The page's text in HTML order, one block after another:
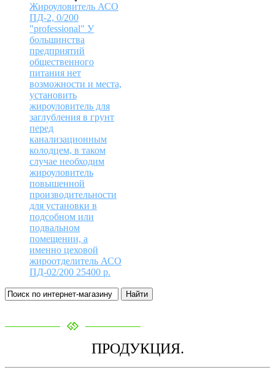
Жироуловитель АСО
ПД-2, 0/200
"professional" У
большинства
предприятий
общественного
питания нет
возможности и места,
установить
жироуловитель для
заглубления в грунт
перед
канализационным
колодцем, в таком
случае необходим
жироуловитель
повышенной
производительности
для установки в
подсобном или
подвальном
помещении, а
именно цеховой
жироотделитель АСО
ПД-02/200 25400 р.
ПРОДУКЦИЯ.